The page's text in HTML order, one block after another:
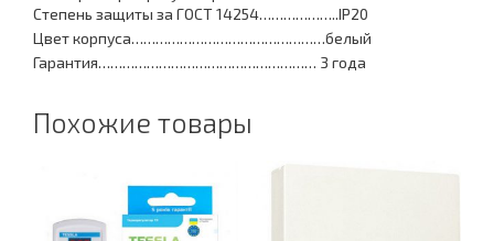
Степень защиты за ГОСТ 14254………………..IP20
Цвет корпуса…………………………………………белый
Гарантия……………………………………………… 3 года
Похожие товары